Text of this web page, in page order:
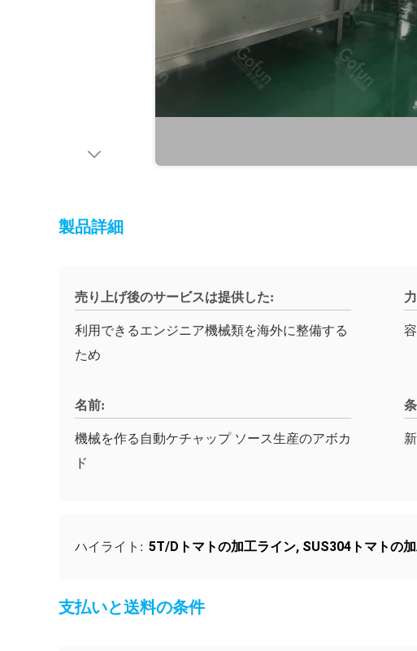
製品詳細
売り上げ後のサービスは提供した:
利用できるエンジニア機械類を海外に整備する
ため
名前:
機械を作る自動ケチャップ ソース生産のアボカ
ド
ハイライト: 5T/Dトマトの加工ライン, SUS304トマトの
支払いと送料の条件